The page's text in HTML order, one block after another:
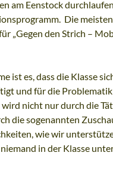
am Eenstock
Die
„Gegen den Strich –
ist es, dass die Klasse
und für die
nicht nur durch die
die sogenannten
wie wir
in der Klasse